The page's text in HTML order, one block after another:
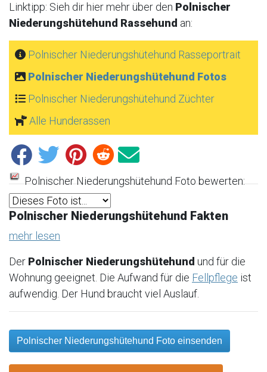
Linktipp: Sieh dir hier mehr über den Polnischer
Niederungshütehund Rassehund an:
Polnischer Niederungshütehund Rasseportrait
Polnischer Niederungshütehund Fotos
Polnischer Niederungshütehund Züchter
Alle Hunderassen
Polnischer Niederungshütehund Foto bewerten:
Polnischer Niederungshütehund Fakten
mehr lesen
Der Polnischer Niederungshütehund und für die
Wohnung geeignet. Die Aufwand für die Fellpflege ist
aufwendig. Der Hund braucht viel Auslauf.
Polnischer Niederungshütehund Foto einsenden